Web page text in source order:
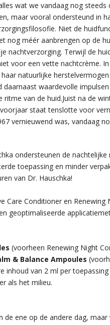
wat we vandaag nog
maar vooral ondersteund in
Niet de
nog méér aanbrengen op de
nachtverzorging. Terwijl de
voor een vette nachtcrème.
natuurlijke
daarnaast waardevolle
van de huid.Juist na de
staat tenslotte voor
vernieuwend was, vandaag
ondersteunen de
toepassing en minder
van Dr. Hauschka!
Care Conditioner en
geoptimaliseerde
(voorheen Renewing Night
& Balance Ampoules
inhoud van 2 ml per
als het milieu.
ene op de andere dag,